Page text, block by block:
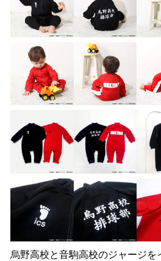
烏野高校と音駒高校のジャージを